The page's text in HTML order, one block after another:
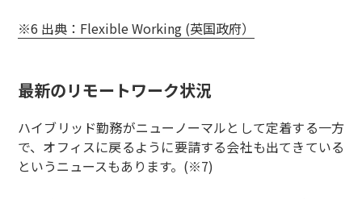
※6 出典：Flexible Working (英国政府）
最新のリモートワーク状況
ハイブリッド勤務がニューノーマルとして定着する一方
で、オフィスに戻るように要請する会社も出てきている
というニュースもあります。(※7)